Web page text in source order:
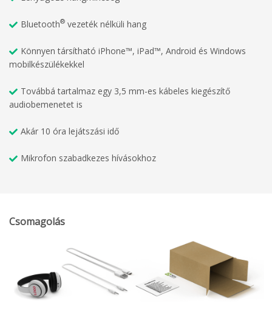
Bluetooth® vezeték nélküli hang
Könnyen társítható iPhone™, iPad™, Android és Windows
mobilkészülékekkel
Továbbá tartalmaz egy 3,5 mm-es kábeles kiegészítő
audiobemenetet is
Akár 10 óra lejátszási idő
Mikrofon szabadkezes hívásokhoz
Csomagolás